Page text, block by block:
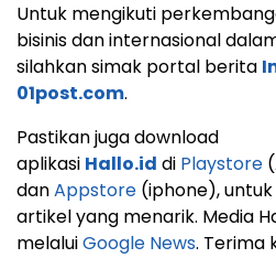
Untuk mengikuti
bisinis dan internasional
silahkan simak portal berita
01post.com.
Pastikan juga download
aplikasi Hallo.id di Playstore
danAppstore (iphone),
artikel yang menarik. Media
melaluiGoogle News. Terima